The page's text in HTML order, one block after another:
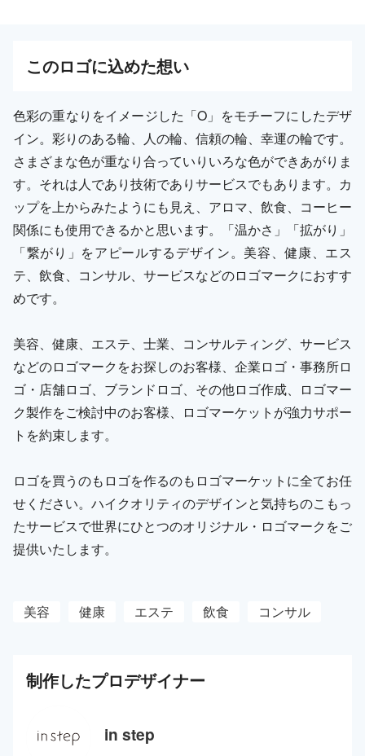
このロゴに込めた想い
色彩の重なりをイメージした「O」をモチーフにしたデザ
イン。彩りのある輪、人の輪、信頼の輪、幸運の輪です。
さまざまな色が重なり合っていりいろな色ができあがりま
す。それは人であり技術でありサービスでもあります。カ
ップを上からみたようにも見え、アロマ、飲食、コーヒー
関係にも使用できるかと思います。「温かさ」「拡がり」
「繋がり」をアピールするデザイン。美容、健康、エス
テ、飲食、コンサル、サービスなどのロゴマークにおすす
めです。
美容、健康、エステ、士業、コンサルティング、サービス
などのロゴマークをお探しのお客様、企業ロゴ・事務所ロ
ゴ・店舗ロゴ、ブランドロゴ、その他ロゴ作成、ロゴマー
ク製作をご検討中のお客様、ロゴマーケットが強力サポー
トを約束します。
ロゴを買うのもロゴを作るのもロゴマーケットに全てお任
せください。ハイクオリティのデザインと気持ちのこもっ
たサービスで世界にひとつのオリジナル・ロゴマークをご
提供いたします。
美容 健康 エステ 飲食 コンサル
制作したプロデザイナー
in step